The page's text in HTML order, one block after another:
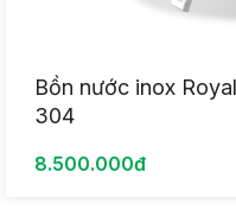
Bồn nước inox
304
8.500.000đ